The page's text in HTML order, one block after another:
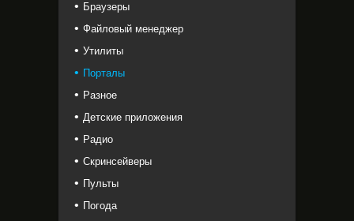
Браузеры
Файловый менеджер
Утилиты
Порталы
Разное
Детские приложения
Радио
Скринсейверы
Пульты
Погода